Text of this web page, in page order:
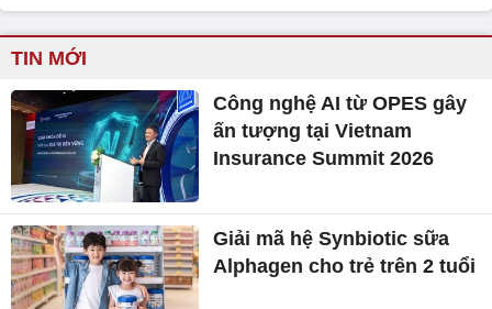
TIN MỚI
Công nghệ AI từ OPES gây
ấn tượng tại Vietnam
Insurance Summit 2026
Giải mã hệ Synbiotic sữa
Alphagen cho trẻ trên 2 tuổi